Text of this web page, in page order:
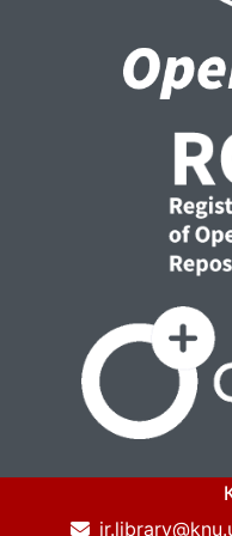
маломобільна
інвалідністю,
туризму,
адаптивного
«доступний»
туристсько-
перспективний